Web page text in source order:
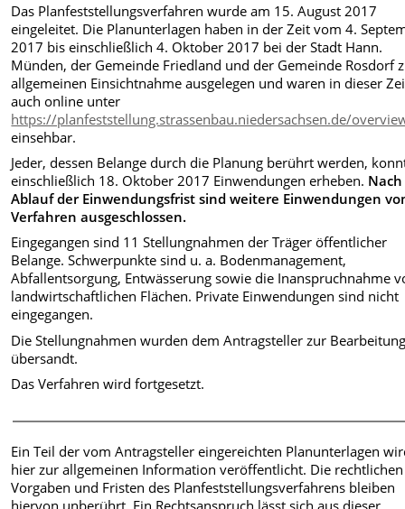
Das Planfeststellungsverfahren wurde am 15. August 2017
eingeleitet. Die Planunterlagen haben in der Zeit vom 4.
2017 bis einschließlich 4. Oktober 2017 bei der Stadt Hann.
Münden, der Gemeinde Friedland und der Gemeinde Rosdorf
allgemeinen Einsichtnahme ausgelegen und waren in dieser
auch online unter
https://planfeststellung.strassenbau.niedersachsen.de/
einsehbar.
Jeder, dessen Belange durch die Planung berührt werden,
einschließlich 18. Oktober 2017 Einwendungen erheben. Nach
Ablauf der Einwendungsfrist sind weitere Einwendungen
Verfahren ausgeschlossen.
Eingegangen sind 11 Stellungnahmen der Träger öffentlicher
Belange. Schwerpunkte sind u. a. Bodenmanagement,
Abfallentsorgung, Entwässerung sowie die Inanspruchnahme
landwirtschaftlichen Flächen. Private Einwendungen sind nicht
eingegangen.
Die Stellungnahmen wurden dem Antragsteller zur
übersandt.
Das Verfahren wird fortgesetzt.
Ein Teil der vom Antragsteller eingereichten Planunterlagen
hier zur allgemeinen Information veröffentlicht. Die rechtlichen
Vorgaben und Fristen des Planfeststellungsverfahrens bleiben
hiervon unberührt. Ein Rechtsanspruch lässt sich aus dieser